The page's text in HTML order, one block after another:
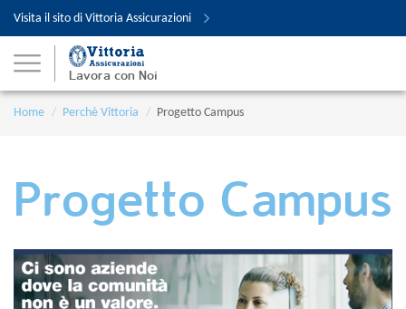
Home Perchè Vittoria Progetto Campus
Progetto Campus
Visita il sito di Vittoria Assicurazioni
Lavora con Noi